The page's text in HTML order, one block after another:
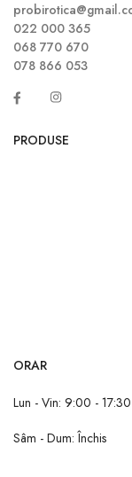
022 000 365
068 770 670
078 866 053
PRODUSE
ORAR
Lun - Vin: 9:00 - 17:30
Sâm - Dum: Închis